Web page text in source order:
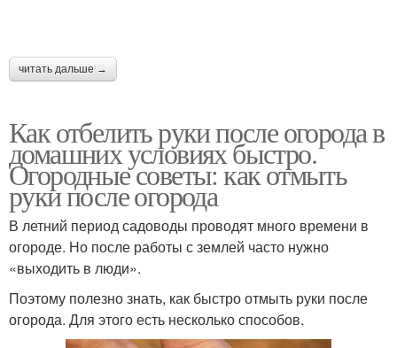
читать дальше →
Как отбелить руки после огорода в
домашних условиях быстро.
Огородные советы: как отмыть
руки после огорода
В летний период садоводы проводят много времени в
огороде. Но после работы с землей часто нужно
«выходить в люди».
Поэтому полезно знать, как быстро отмыть руки после
огорода. Для этого есть несколько способов.